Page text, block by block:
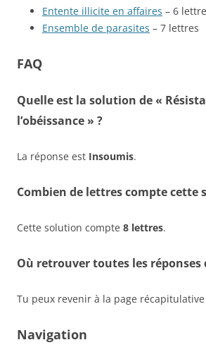
Entente illicite en affaires – 6
Ensemble de parasites – 7 lettres
FAQ
Quelle est la solution de «
l’obéissance » ?
La réponse est Insoumis.
Combien de lettres compte cette
Cette solution compte 8 lettres.
Où retrouver toutes les réponses
Tu peux revenir à la page
Navigation